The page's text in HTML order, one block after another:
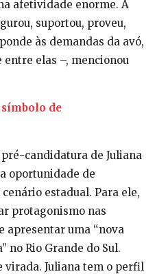
afetividade enorme. A
suportou, proveu,
às demandas da avó,
elas –, mencionou
de
candidatura de Juliana
oportunidade de
estadual. Para ele,
protagonismo nas
apresentar uma “nova
no Rio Grande do Sul.
virada. Juliana tem o perfil